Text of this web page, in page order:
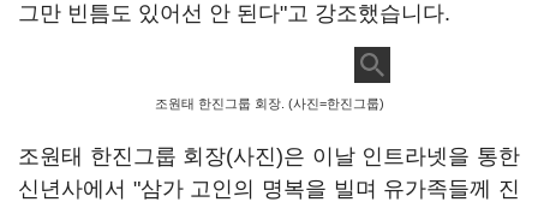
그만 빈틈도 있어선 안 된다"고 강조했습니다.
조원태 한진그룹 회장. (사진=한진그룹)
조원태 한진그룹 회장(사진)은 이날 인트라넷을 통한
신년사에서 "삼가 고인의 명복을 빌며 유가족들께 진